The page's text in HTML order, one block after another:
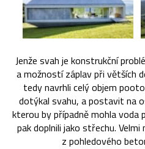
Jenže svah je konstrukční
a možností záplav při větších
tedy navrhli celý objem
dotýkal svahu, a postavit na
kterou by případně mohla
pak doplnili jako střechu.
z pohledového